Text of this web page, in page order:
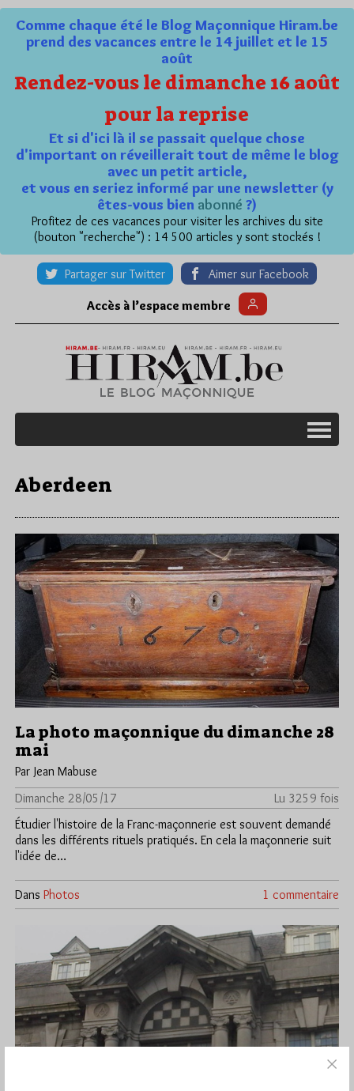
Comme chaque été le Blog Maçonnique Hiram.be
prend des vacances entre le 14 juillet et le 15
août
Rendez-vous le dimanche 16 août
pour la reprise
Et si d'ici là il se passait quelque chose
d'important on réveillerait tout de même le blog
avec un petit article,
et vous en seriez informé par une newsletter (y
êtes-vous bien abonné ?)
Profitez de ces vacances pour visiter les archives du site
(bouton "recherche") : 14 500 articles y sont stockés !
Partager sur Twitter Aimer sur Facebook
Accès à l’espace membre
Aberdeen
La photo maçonnique du dimanche 28
mai
Par Jean Mabuse
Dimanche 28/05/17
Lu 3259 fois
Étudier l'histoire de la Franc-maçonnerie est souvent demandé
dans les différents rituels pratiqués. En cela la maçonnerie suit
l'idée de…
Dans Photos 1 commentaire